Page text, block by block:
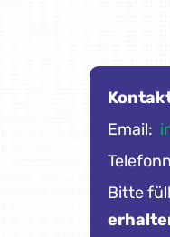
Email:
Bitte